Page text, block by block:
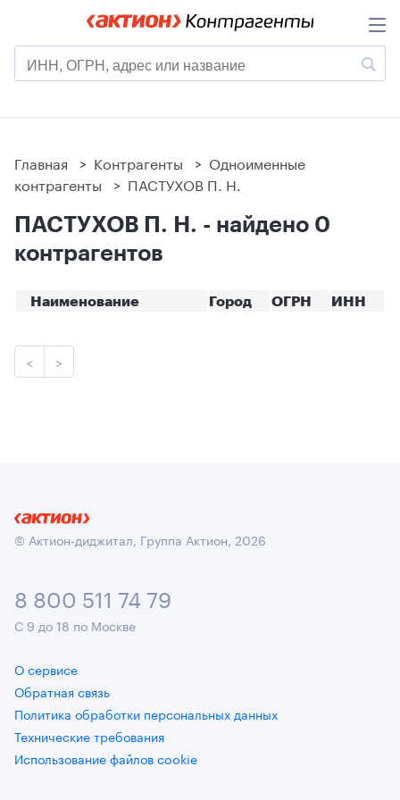
Главная > Контрагенты > Одноименные
контрагенты > ПАСТУХОВ П. Н.
ПАСТУХОВ П. Н. - найдено 0
контрагентов
Наименование Город ОГРН ИНН
< >
© Актион-диджитал, Группа Актион, 2026
8 800 511 74 79
С 9 до 18 по Москве
О сервисе
Обратная связь
Политика обработки персональных данных
Технические требования
Использование файлов cookie